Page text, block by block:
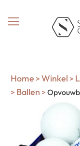
Home > Winkel >
> Ballen >